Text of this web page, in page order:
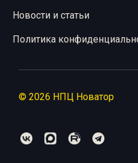
Новости и статьи
Политика
© 2026 НПЦ Новатор